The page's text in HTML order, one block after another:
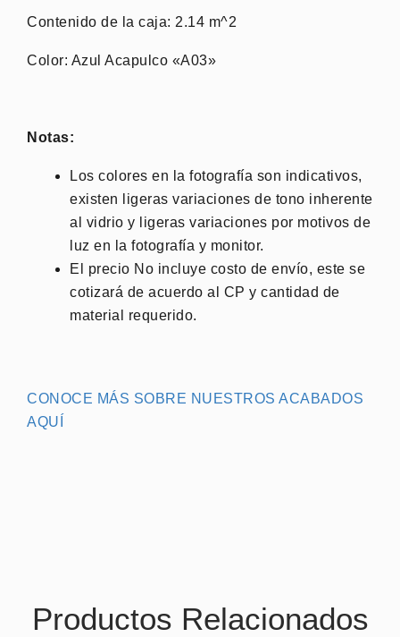
Contenido de la caja: 2.14 m^2
Color: Azul Acapulco «A03»
Notas:
Los colores en la fotografía son indicativos,
existen ligeras variaciones de tono inherente
al vidrio y ligeras variaciones por motivos de
luz en la fotografía y monitor.
El precio No incluye costo de envío, este se
cotizará de acuerdo al CP y cantidad de
material requerido.
CONOCE MÁS SOBRE NUESTROS ACABADOS
AQUÍ
Productos Relacionados